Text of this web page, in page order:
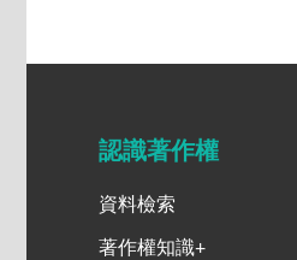
認識著作權
資料檢索
著作權知識+